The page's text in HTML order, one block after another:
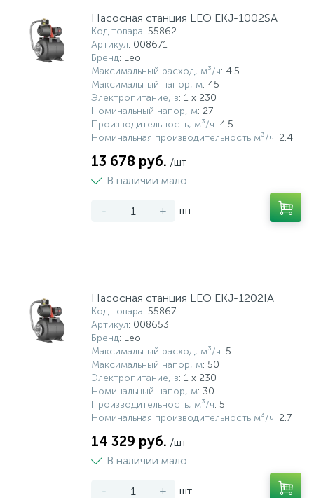
Насосная станция LEO EKJ-1002SA
Код товара: 55862
Артикул: 008671
Бренд: Leo
Максимальный расход, м³/ч: 4.5
Максимальный напор, м: 45
Электропитание, в: 1 x 230
Номинальный напор, м: 27
Производительность, м³/ч: 4.5
Номинальная производительность м³/ч: 2.4
13 678 руб. /шт
В наличии мало
- + шт
Насосная станция LEO EKJ-1202IA
Код товара: 55867
Артикул: 008653
Бренд: Leo
Максимальный расход, м³/ч: 5
Максимальный напор, м: 50
Электропитание, в: 1 x 230
Номинальный напор, м: 30
Производительность, м³/ч: 5
Номинальная производительность м³/ч: 2.7
14 329 руб. /шт
В наличии мало
- + шт